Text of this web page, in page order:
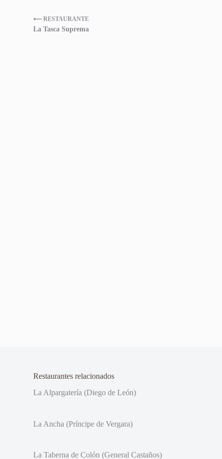
⟵ RESTAURANTE
La Tasca Suprema
Restaurantes relacionados
La Alpargatería (Diego de León)
La Ancha (Príncipe de Vergara)
La Taberna de Colón (General Castaños)